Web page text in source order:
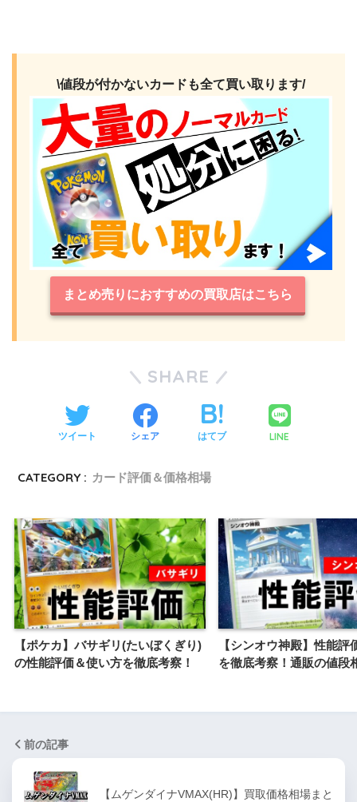
\値段が付かないカードも全て買い取ります/
まとめ売りにおすすめの買取店はこちら
SHARE
ツイート シェア はてブ LINE
CATEGORY : カード評価＆価格相場
【ポケカ】バサギリ(たいぼくぎり)
の性能評価＆使い方を徹底考察！
【シンオウ神殿】性能評
を徹底考察！通販の値段
前の記事
【ムゲンダイナVMAX(HR)】買取価格相場まと